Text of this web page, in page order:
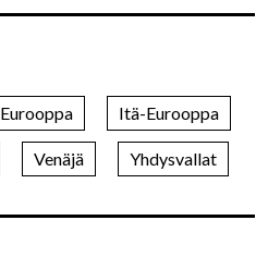
Eurooppa Itä-Eurooppa
Venäjä Yhdysvallat